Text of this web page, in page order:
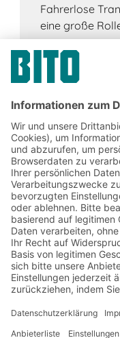
Fahrerlose
eine große
Jetzt beim
anmelden:
Lager- &
Exklusive
Neuheiten
Newsletter